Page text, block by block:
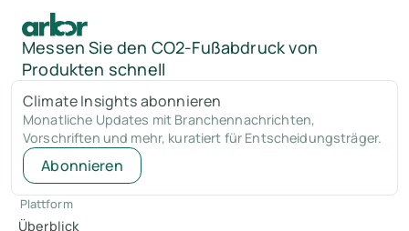
Messen Sie den CO2-Fußabdruck von
Produkten schnell
Climate Insights abonnieren
Monatliche Updates mit Branchennachrichten,
Vorschriften und mehr, kuratiert für Entscheidungsträger.
Abonnieren
Plattform
Überblick